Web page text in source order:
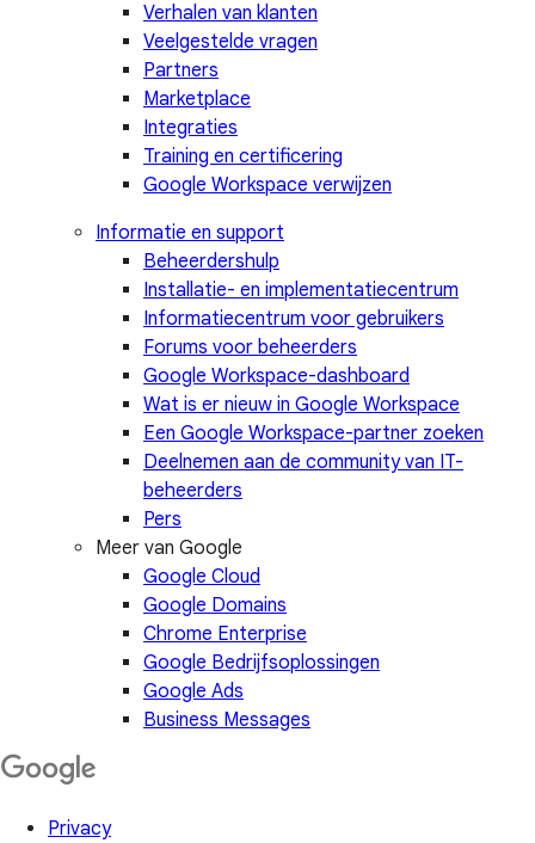
Verhalen van klanten
Veelgestelde vragen
Partners
Marketplace
Integraties
Training en certificering
Google Workspace verwijzen
Informatie en support
Beheerdershulp
Installatie- en implementatiecentrum
Informatiecentrum voor gebruikers
Forums voor beheerders
Google Workspace-dashboard
Wat is er nieuw in Google Workspace
Een Google Workspace-partner zoeken
Deelnemen aan de community van IT-
beheerders
Pers
Meer van Google
Google Cloud
Google Domains
Chrome Enterprise
Google Bedrijfsoplossingen
Google Ads
Business Messages
Privacy